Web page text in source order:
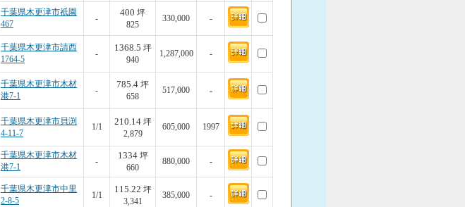
千葉県木更津市祇園
467
-
400 坪
825
330,000 -
千葉県木更津市請西
1764-5
-
1368.5 坪
940
1,287,000 -
千葉県木更津市木材
港7-1
-
785.4 坪
658
517,000 -
千葉県木更津市貝渕
4-11-7
1/1
210.14坪
2,879
605,000 1997
千葉県木更津市木材
港7-1
-
1334坪
660
880,000 -
千葉県木更津市中里
2-8-5
1/1
115.22 坪
3,341
385,000 -